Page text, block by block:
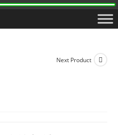
Next Product